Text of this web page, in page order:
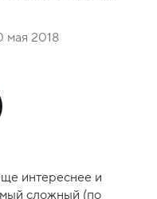
мая 2018
интереснее и
сложный (по